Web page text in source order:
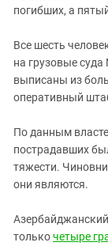
ЮФО
погибших, а
Все шесть
на грузовые суда
выписаны из
оперативный
По данным
пострадавших
тяжести.
они являются.
толькочетыре